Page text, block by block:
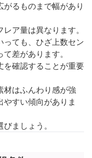
るものまで幅があり
ア量は異なります。
っても、ひざ上数セン
差があります。
を確認することが重要
材はふんわり感が強
すい傾向がありま
ましょう。